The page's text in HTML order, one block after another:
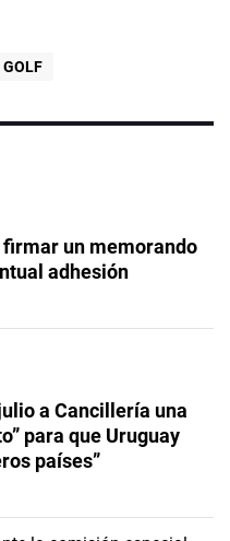
GOLF
firmar un memorando
adhesión
a Cancillería una
para que Uruguay
países”